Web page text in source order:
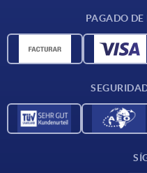
Materiales
PAGADO